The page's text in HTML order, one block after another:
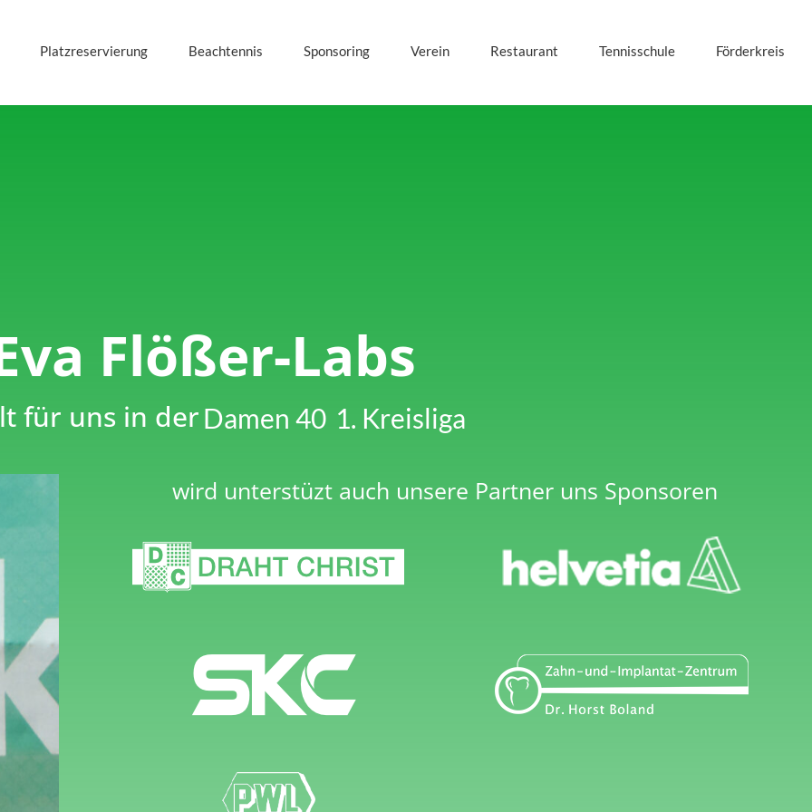
Platzreservierung Beachtennis Sponsoring Verein Restaurant Tennisschule Förderkreis
Flößer-Labs
für uns in derDamen 40 1. Kreisliga
wird unterstüzt auch unsere Partner uns Sponsoren